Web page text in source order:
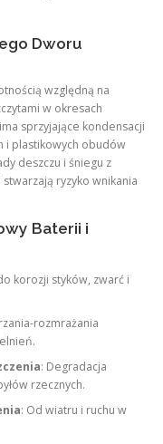
Dworu
względną na
w okresach
sprzyjające kondensacji
i plastikowych obudów
deszczu i śniegu z
ryzyko wnikania
Baterii i
korozji styków, zwarć i
rozmrażania
: Degradacja
rzecznych.
: Od wiatru i ruchu w